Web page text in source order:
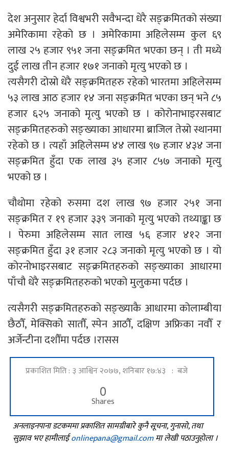
देश अनुसार हेर्दा विश्वभरी सवैभन्दा धेरै सङ्क्रमितको संख्या
अमेरिकामा रहेको छ । अमेरिकामा अहिलेसम्म कुल ६९
लाख २५ हजार ९५१ जना सङ्क्रमित भएका छन् । ती मध्ये
दुई लाख तीन हजार १७१ जनाको मृत्यु भएको छ ।
त्यसैगरी दोस्रो धेरै सङ्क्रमितहरु रहेको भारतमा अहिलेसम्म
५३ लाख आठ हजार १४ जना सङ्क्रमित भएका छन् भने ८५
हजार ६२५ जनाको मृत्यु भएको छ । कोरोनाभाइरसबाट
सङ्क्रमितहरुको सङ्ख्याका आधारमा ब्राजिल तेस्रो स्थानमा
रहेको छ । त्यहाँ अहिलेसम्म ४४ लाख ९७ हजार ४३४ जना
सङ्क्रमित हुँदा एक लाख ३५ हजार ८५७ जनाको मृत्यु
भएको छ ।
चौथोमा रहेको रुसमा दश लाख ९७ हजार २५१ जना
सङ्क्रमित र १९ हजार ३३९ जनाको मृत्यु भएको तथ्याङ्का छ
। पेरुमा अहिलेसम्म सात लाख ५६ हजार ४१२ जना
सङ्क्रमित हुँदा ३१ हजार २८३ जनाको मृत्यु भएको छ । यो
कोरनोभाइरसबाट सङ्क्रमितहरुको सङ्ख्याका आधारमा
पाँचौ धेरै सङ्क्रमितहरुको भएको मुलुकमा पर्दछ ।
त्यसैगरी सङ्क्रमितहरुको सङ्ख्याकै आधारमा कोलाम्बीया
छैठौँ, मेक्सिको सातौँ, स्पेन आठौँ, दक्षिण अफ्रिका नवौँ र
अर्जेन्टीना दशौँमा पर्दछ ।रासस
प्रकाशित मिति : ३ आश्विन २०७७, शनिबार १७:४३ : बजे
0
Shares
अनलाइनपाना डटकममा प्रकाशित सामग्रीबारे कुनै सूचना, गुनासो, तथा
सुझाव भए हामीलाईonlinepana@gmail.comमा लेखी पठाउनुहोला ।